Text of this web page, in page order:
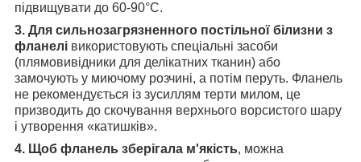
підвищувати до 60-90°С.
3. Для сильнозагрязненного постільної білизни з
фланелі використовують спеціальні засоби
(плямовивідники для делікатних тканин) або
замочують у миючому розчині, а потім перуть. Фланель
не рекомендується із зусиллям терти милом, це
призводить до скочування верхнього ворсистого шару
і утворення «катишків».
4. Щоб фланель зберігала м'якість, можна